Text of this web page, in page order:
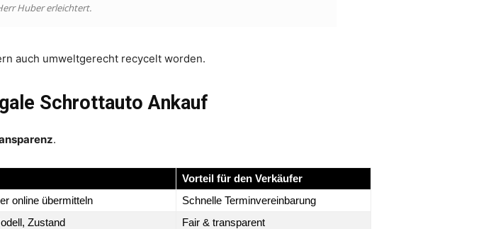
Huber erleichtert.
auch umweltgerecht recycelt worden.
Schrottauto Ankauf
.
Vorteil für den Verkäufer
online übermitteln
Schnelle Terminvereinbarung
Zustand
Fair & transparent